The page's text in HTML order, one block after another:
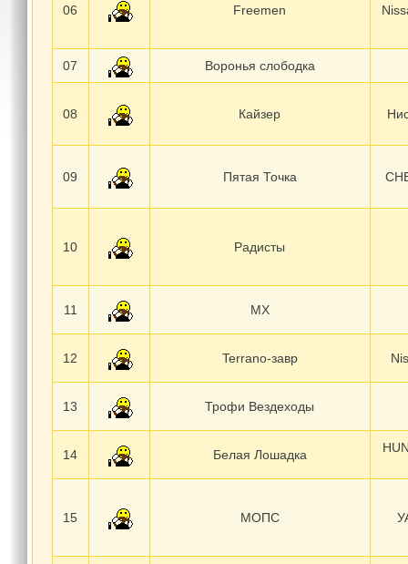
06 Freemen
07 Воронья слободка
08 Кайзер
09 Пятая Точка
10 Радисты
11 МХ
12 Terrano-завр
13 Трофи Вездеходы
14 Белая Лошадка
15 МОПС